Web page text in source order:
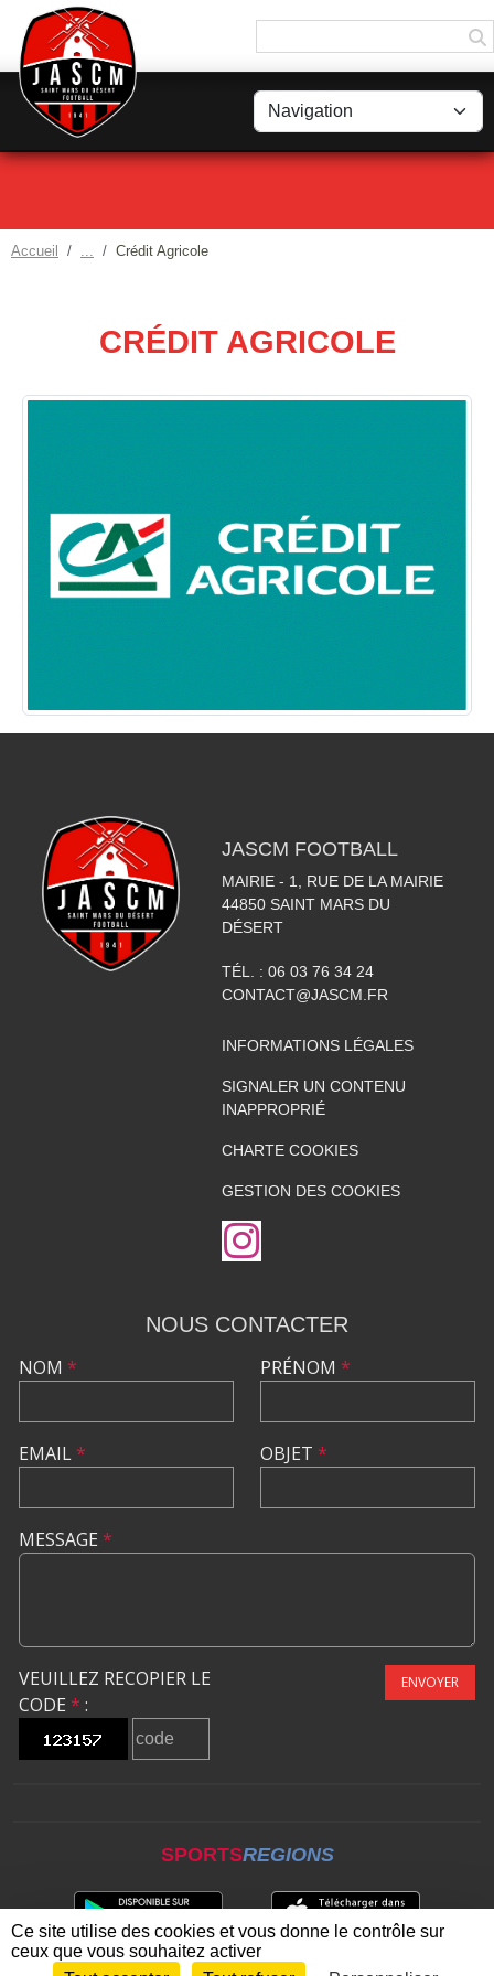
Accueil Crédit Agricole
CRÉDIT AGRICOLE
JASCM FOOTBALL
MAIRIE - 1, RUE DE LA MAIRIE
44850 SAINT MARS DU
DÉSERT
TÉL. : 06 03 76 34 24
CONTACT@JASCM.FR
INFORMATIONS LÉGALES
SIGNALER UN CONTENU
INAPPROPRIÉ
CHARTE COOKIES
GESTION DES COOKIES
NOUS CONTACTER
NOM *
EMAIL*
PRÉNOM *
OBJET *
MESSAGE *
VEUILLEZ RECOPIER LE
CODE * :
ENVOYER
SPORTSREGIONS
Panneau de gestion des cookies
Ce site utilise des cookies et vous donne le contrôle sur
ceux que vous souhaitez activer